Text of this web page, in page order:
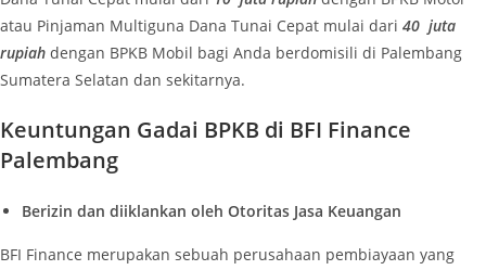
atau Pinjaman Multiguna Dana Tunai Cepat mulai dari 40 juta
rupiah dengan BPKB Mobil bagi Anda berdomisili di Palembang
Sumatera Selatan dan sekitarnya.
Keuntungan Gadai BPKB di BFI Finance
Palembang
Berizin dan diiklankan oleh Otoritas Jasa Keuangan
BFI Finance merupakan sebuah perusahaan pembiayaan yang